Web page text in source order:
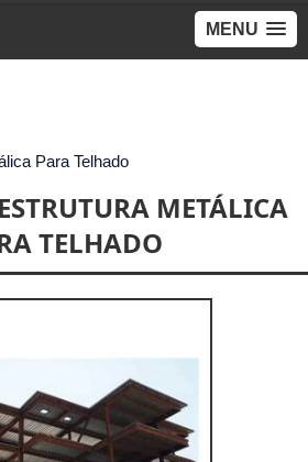
MENU
Para Telhado
METÁLICA
TELHADO